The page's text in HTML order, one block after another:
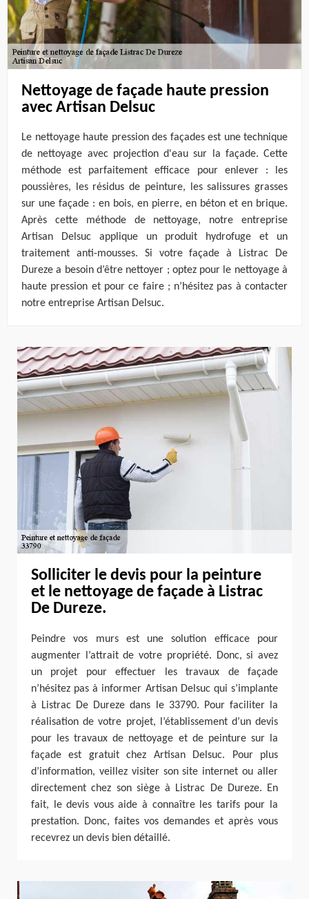
Nettoyage de façade haute pression
avec Artisan Delsuc
Le nettoyage haute pression des façades est une technique
de nettoyage avec projection d'eau sur la façade. Cette
méthode est parfaitement efficace pour enlever : les
poussières, les résidus de peinture, les salissures grasses
sur une façade : en bois, en pierre, en béton et en brique.
Après cette méthode de nettoyage, notre entreprise
Artisan Delsuc applique un produit hydrofuge et un
traitement anti-mousses. Si votre façade à Listrac De
Dureze a besoin d’être nettoyer ; optez pour le nettoyage à
haute pression et pour ce faire ; n’hésitez pas à contacter
notre entreprise Artisan Delsuc.
Solliciter le devis pour la peinture
et le nettoyage de façade à Listrac
De Dureze.
Peindre vos murs est une solution efficace pour
augmenter l’attrait de votre propriété. Donc, si avez
un projet pour effectuer les travaux de façade
n’hésitez pas à informer Artisan Delsuc qui s’implante
à Listrac De Dureze dans le 33790. Pour faciliter la
réalisation de votre projet, l’établissement d’un devis
pour les travaux de nettoyage et de peinture sur la
façade est gratuit chez Artisan Delsuc. Pour plus
d’information, veillez visiter son site internet ou aller
directement chez son siège à Listrac De Dureze. En
fait, le devis vous aide à connaître les tarifs pour la
prestation. Donc, faites vos demandes et après vous
recevrez un devis bien détaillé.